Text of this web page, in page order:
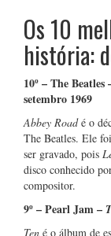
Os 10
história:
10º – The Beatles
setembro 1969
Abbey Roadé o
The Beatles. Ele
ser gravado, pois
disco conhecido
compositor.
9º – Pearl Jam –
Ten é o álbum de